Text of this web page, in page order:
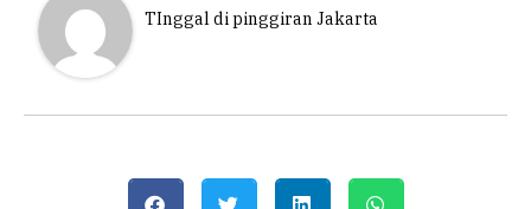
TInggal di pinggiran Jakarta